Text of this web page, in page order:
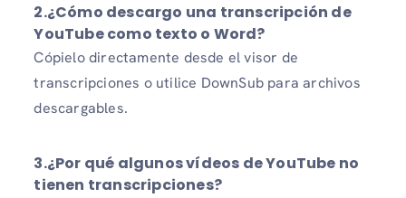
2.¿Cómo descargo una transcripción de
YouTube como texto o Word?
Cópielo directamente desde el visor de
transcripciones o utilice DownSub para archivos
descargables.
3.¿Por qué algunos vídeos de YouTube no
tienen transcripciones?